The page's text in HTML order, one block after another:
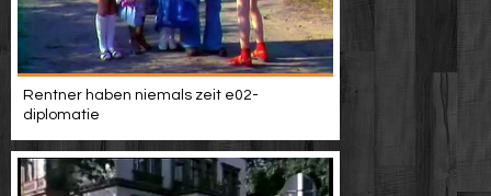
Rentner haben niemals zeit e02-
diplomatie